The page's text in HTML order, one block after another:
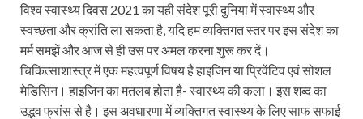
विश्व स्वास्थ्य दिवस 2021 का यही संदेश पूरी दुनिया में स्वास्थ्य और
स्वच्छता और क्रांति ला सकता है, यदि हम व्यक्तिगत स्तर पर इस संदेश का
मर्म समझें और आज से ही उस पर अमल करना शुरू कर दें।
चिकित्साशास्त्र में एक महत्वपूर्ण विषय है हाइजिन या प्रिवेंटिव एवं सोशल
मेडिसिन। हाइजिन का मतलब होता है- स्वास्थ्य की कला। इस शब्द का
उद्भव फ्रांस से है। इस अवधारणा में व्यक्तिगत स्वास्थ्य के लिए साफ सफाई